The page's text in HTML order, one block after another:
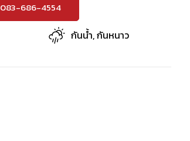
083-686-4554
กันน้ำ, กันหนาว